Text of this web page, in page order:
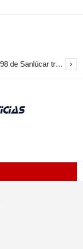
Limpieza y desbroce en la avenida 1498 de Sanlúcar tras las quejas vecinales ›